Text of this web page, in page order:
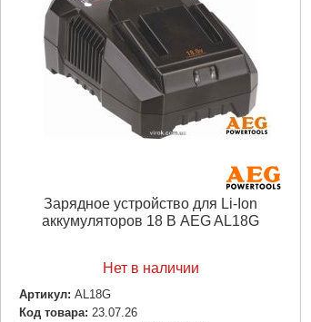
Зарядное устройство для Li-Ion
аккумуляторов 18 В AEG AL18G
Нет в наличии
Артикул: AL18G
Код товара: 23.07.26